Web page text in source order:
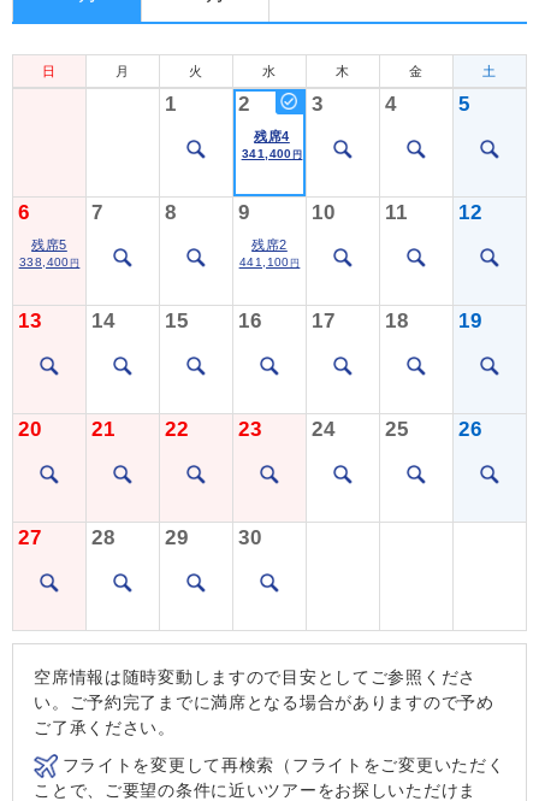
日 月 火 水 木 金 土
1 2
残席4
341,400 円
3 4 5
6
残席5
338,400 円
7 8 9
残席2
441,100 円
10 11 12
13 14 15 16 17 18 19
20 21 22 23 24 25 26
27 28 29 30
空席情報は随時変動しますので目安としてご参照くださ
い。ご予約完了までに満席となる場合がありますので予め
ご了承ください。
フライトを変更して再検索（フライトをご変更いただく
ことで、ご要望の条件に近いツアーをお探しいただけま